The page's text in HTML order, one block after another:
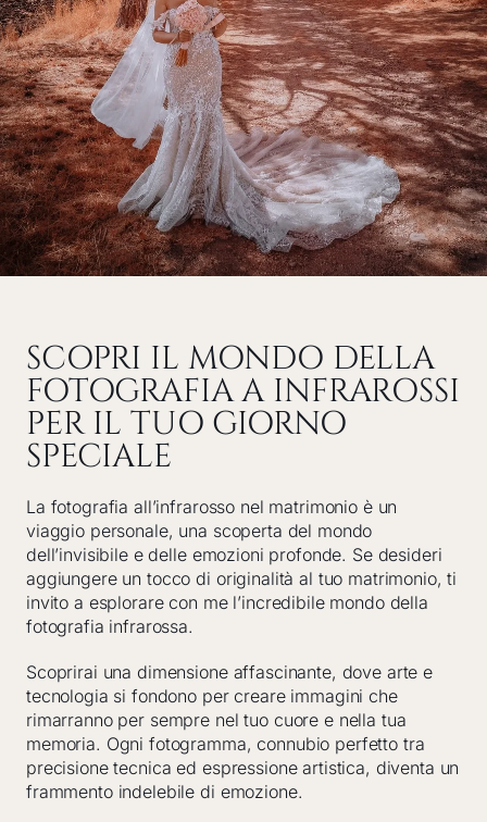
SCOPRI IL MONDO DELLA
FOTOGRAFIA A INFRAROSSI
PER IL TUO GIORNO
SPECIALE
La fotografia all’infrarosso nel matrimonio è un
viaggio personale, una scoperta del mondo
dell’invisibile e delle emozioni profonde. Se desideri
aggiungere un tocco di originalità al tuo matrimonio, ti
invito a esplorare con me l’incredibile mondo della
fotografia infrarossa.
Scoprirai una dimensione affascinante, dove arte e
tecnologia si fondono per creare immagini che
rimarranno per sempre nel tuo cuore e nella tua
memoria. Ogni fotogramma, connubio perfetto tra
precisione tecnica ed espressione artistica, diventa un
frammento indelebile di emozione.